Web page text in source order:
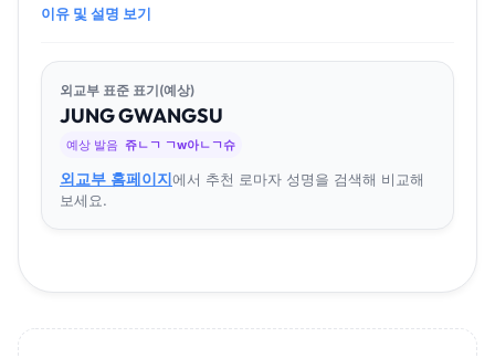
이유 및 설명 보기
외교부 표준 표기(예상)
JUNGGWANGSU
예상 발음 쥬ㄴㄱ ㄱw아ㄴㄱ슈
외교부 홈페이지에서 추천 로마자 성명을 검색해 비교해
보세요.